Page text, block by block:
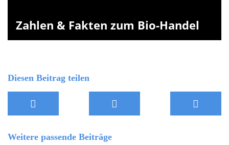
Zahlen & Fakten zum Bio-Handel
Diesen Beitrag teilen
Weitere passende Beiträge